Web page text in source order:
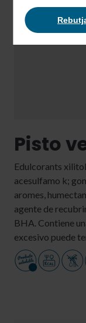
Pisto
Edulcorants
acesulfamo k;
aromes,
agente de
BHA. Contiene
excesivo puede